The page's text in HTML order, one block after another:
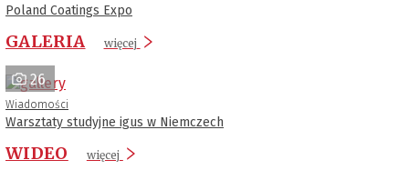
Poland Coatings Expo
GALERIA więcej
26
Wiadomości
Warsztaty studyjne igus w Niemczech
WIDEO więcej